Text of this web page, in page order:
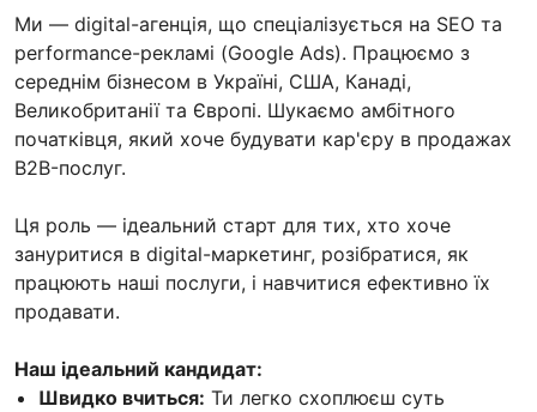
Ми — digital-агенція, що спеціалізується на SEO та
performance-рекламі (Google Ads). Працюємо з
середнім бізнесом в Україні, США, Канаді,
Великобританії та Європі. Шукаємо амбітного
початківця, який хоче будувати кар'єру в продажах
B2B-послуг.
Ця роль — ідеальний старт для тих, хто хоче
зануритися в digital-маркетинг, розібратися, як
працюють наші послуги, і навчитися ефективно їх
продавати.
Наш ідеальний кандидат:
Швидко вчиться: Ти легко схоплюєш суть